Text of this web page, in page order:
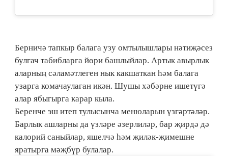
Берничә тапкыр балага узу омтылышлары нәтиҗәсез
булгач табибларга йөри башлыйлар. Артык авырлык
аларның сәламәтлеген нык какшаткан һәм балага
узарга комачаулаган икән. Шушы хәбәрне ишетүгә
алар ябыгырга карар кыла.
Беренче эш итеп тулысынча менюларын үзгәртәләр.
Барлык ашларны да үзләре әзерлиләр, бар җирдә дә
калорий саныйлар, яшелчә һәм җиләк-җимешне
яратырга мәҗбүр булалар.